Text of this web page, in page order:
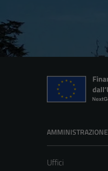
AMMINISTRAZIONE
Uffici